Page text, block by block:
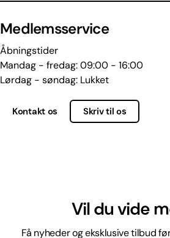
Medlemsservice
Åbningstider
Mandag - fredag: 09:00 - 16:00
Lørdag - søndag: Lukket
Kontakt os Skriv til os
Vil du vide
Få nyheder og eksklusive tilbud